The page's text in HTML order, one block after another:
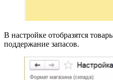
В настройке отобразятся
поддержание запасов.